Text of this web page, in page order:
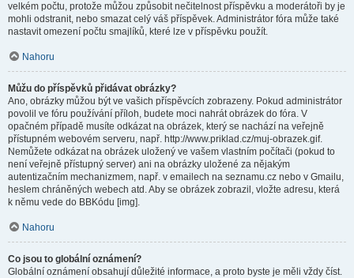
velkém počtu, protože můžou způsobit nečitelnost příspěvku a moderátoři by je
mohli odstranit, nebo smazat celý váš příspěvek. Administrátor fóra může také
nastavit omezení počtu smajlíků, které lze v příspěvku použít.
Nahoru
Můžu do příspěvků přidávat obrázky?
Ano, obrázky můžou být ve vašich příspěvcích zobrazeny. Pokud administrátor
povolil ve fóru používání příloh, budete moci nahrát obrázek do fóra. V
opačném případě musíte odkázat na obrázek, který se nachází na veřejně
přístupném webovém serveru, např. http://www.priklad.cz/muj-obrazek.gif.
Nemůžete odkázat na obrázek uložený ve vašem vlastním počítači (pokud to
není veřejně přístupný server) ani na obrázky uložené za nějakým
autentizačním mechanizmem, např. v emailech na seznamu.cz nebo v Gmailu,
heslem chráněných webech atd. Aby se obrázek zobrazil, vložte adresu, která
k němu vede do BBKódu [img].
Nahoru
Co jsou to globální oznámení?
Globální oznámení obsahují důležité informace, a proto byste je měli vždy číst.